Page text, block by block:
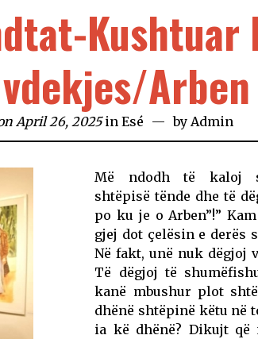
Kushtuar
Arben
April 26, 2025 in Esé by Admin
Më ndodh të kaloj
shtëpisë tënde dhe të
po ku je o Arben”!”
gjej dot çelësin e derës
Në fakt, unë nuk dëgjoj
Të dëgjoj të
kanë mbushur plot
dhënë shtëpinë këtu në
ia kë dhënë? Dikujt që